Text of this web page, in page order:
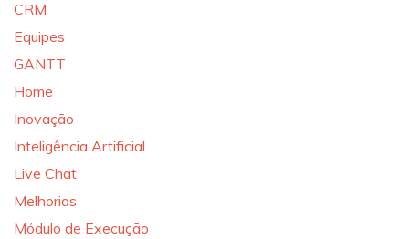
CRM
Equipes
GANTT
Home
Inovação
Inteligência Artificial
Live Chat
Melhorias
Módulo de Execução